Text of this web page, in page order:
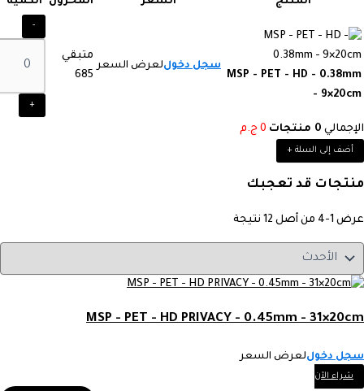
MSP - PET - HD - 0.38mm
- 9×20cm
سجل دخوللعرض السعر
متبقي
685
-
+
الإجمالي 0 منتجات 0 ج.م
أضف إلى السلة +
منتجات قد تعجبك
عرض 1-4 من أصل 12 نتيجة
MSP - PET - HD PRIVACY - 0.45mm - 31×20cm
سجل دخوللعرض السعر
شراء الآن